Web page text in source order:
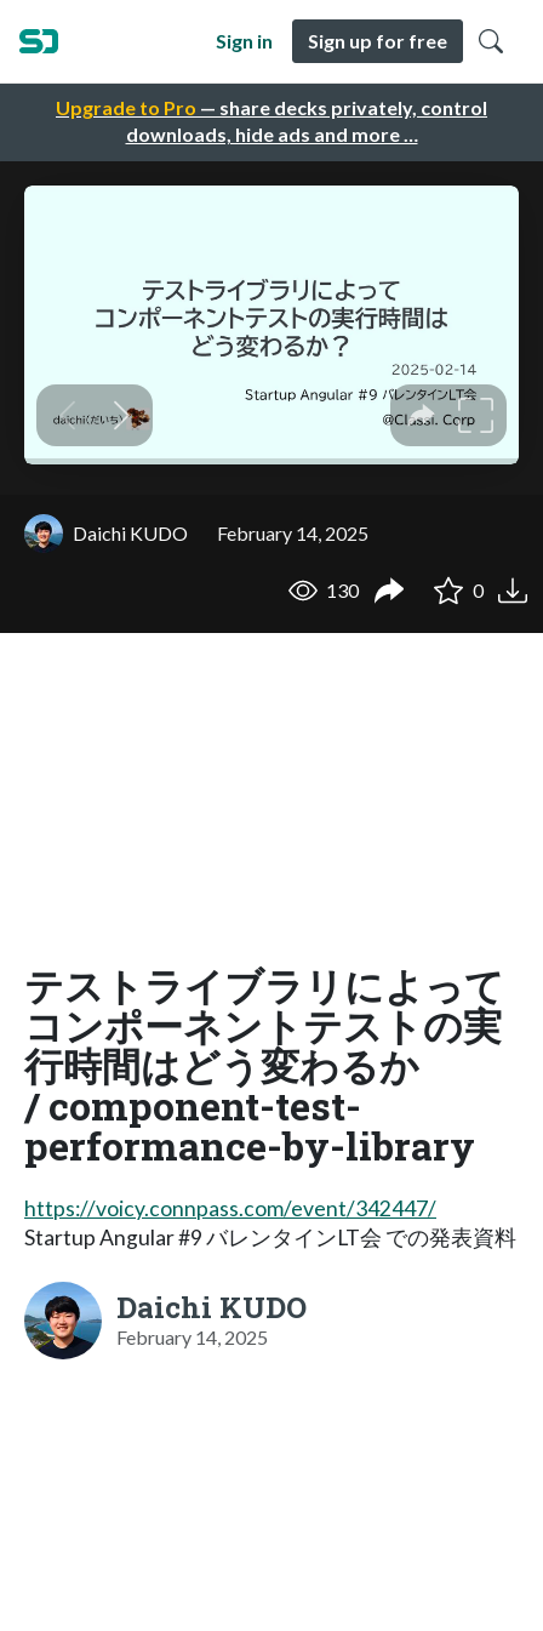
Upgrade to Pro — share decks privately, control
downloads, hide ads and more …
Sign in Sign up for free
Daichi KUDO February 14, 2025
130 0
テストライブラリによって
コンポーネントテストの実
行時間はどう変わるか
/ component-test-
performance-by-library
https://voicy.connpass.com/event/342447/
Startup Angular #9 バレンタインLT会 での発表資料
Daichi KUDO
February 14, 2025